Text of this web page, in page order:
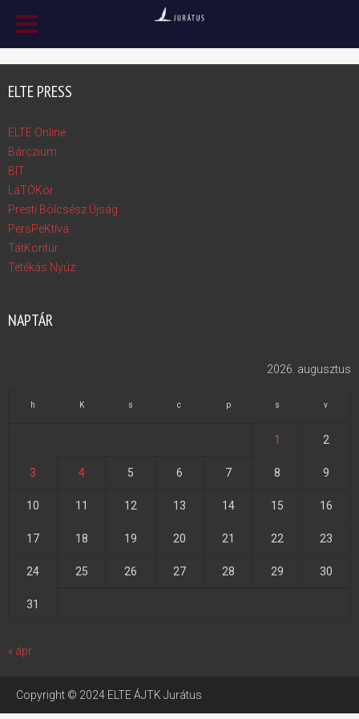
ELTE PRESS
ELTE Online
Bárczium
BIT
LáTÓKör
Presti Bölcsész Újság
PersPeKtíva
TátKontúr
Tétékás Nyúz
NAPTÁR
2026. augusztus
h K s c p s v
1 2
3 4 5 6 7 8 9
10 11 12 13 14 15 16
17 18 19 20 21 22 23
24 25 26 27 28 29 30
31
« ápr
Copyright © 2024 ELTE ÁJTK Jurátus